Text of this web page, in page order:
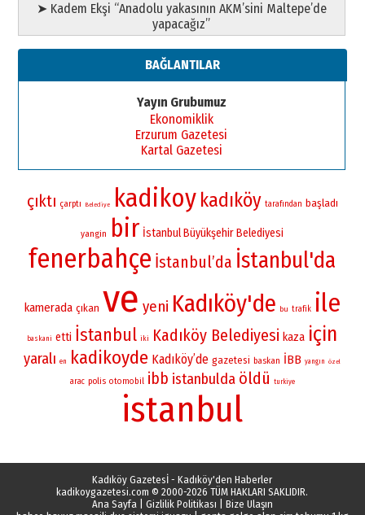
➤ Kadem Ekşi “Anadolu yakasının AKM’sini Maltepe’de
yapacağız”
BAĞLANTILAR
Yayın Grubumuz
Ekonomiklik
Erzurum Gazetesi
Kartal Gazetesi
çıktı çarptı Belediye kadikoy kadıköy tarafından başladı
yangin bir İstanbul Büyükşehir Belediyesi
fenerbahçe İstanbul’da İstanbul'da
kamerada çıkan ve yeni Kadıköy'de bu trafik ile
baskani etti İstanbul iki Kadıköy Belediyesi kaza için
yaralı en kadikoyde Kadıköy’de gazetesi baskan İBB yangın özel
arac polis otomobil ibb istanbulda öldü turkiye
istanbul
Kadıköy Gazetesİ - Kadıköy'den Haberler
kadikoygazetesi.com © 2000-2026 TÜM HAKLARI SAKLIDIR.
Ana Sayfa| Gizlilik Politikası
Bize Ulaşın